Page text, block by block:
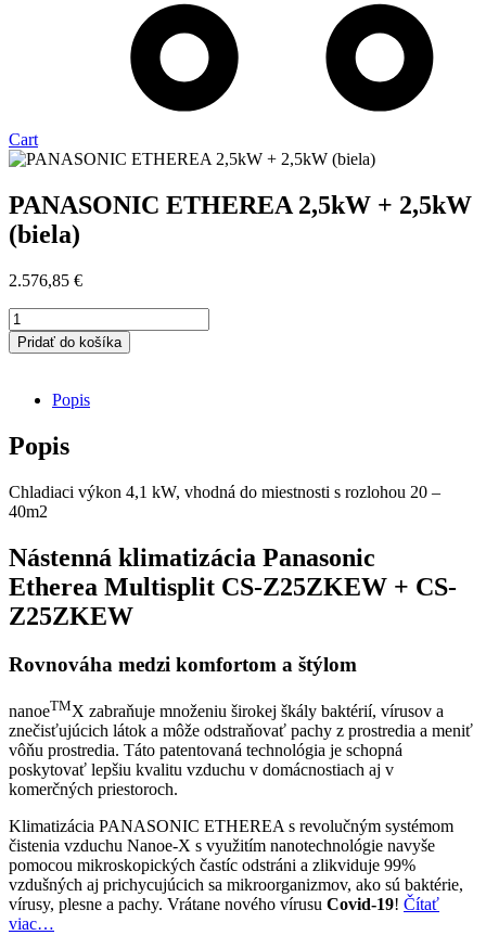
Cart
PANASONIC ETHEREA 2,5kW + 2,5kW
(biela)
2.576,85 €
množstvo
PANASONIC
ETHEREA
2,5kW
(biela)
Pridať do košíka
Popis
Popis
Chladiaci výkon 4,1 kW, vhodná do miestnosti s rozlohou 20 –
40m2
Nástenná klimatizácia Panasonic
Etherea Multisplit CS-Z25ZKEW + CS-
Z25ZKEW
Rovnováha medzi komfortom a štýlom
nanoeTMX zabraňuje množeniu širokej škály baktérií, vírusov a
znečisťujúcich látok a môže odstraňovať pachy z prostredia a meniť
vôňu prostredia. Táto patentovaná technológia je schopná
poskytovať lepšiu kvalitu vzduchu v domácnostiach aj v
komerčných priestoroch.
Klimatizácia PANASONIC ETHEREA s revolučným systémom
čistenia vzduchu Nanoe-X s využitím nanotechnológie navyše
pomocou mikroskopických častíc odstráni a zlikviduje 99%
vzdušných aj prichycujúcich sa mikroorganizmov, ako sú baktérie,
vírusy, plesne a pachy. Vrátane nového vírusu Covid-19! Čítať
viac…